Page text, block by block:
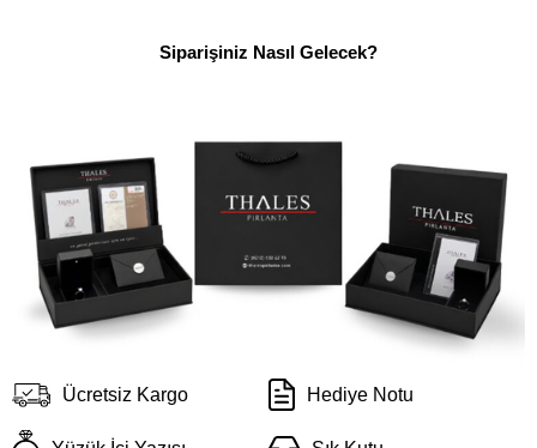
Siparişiniz Nasıl Gelecek?
Ücretsiz Kargo Hediye Notu